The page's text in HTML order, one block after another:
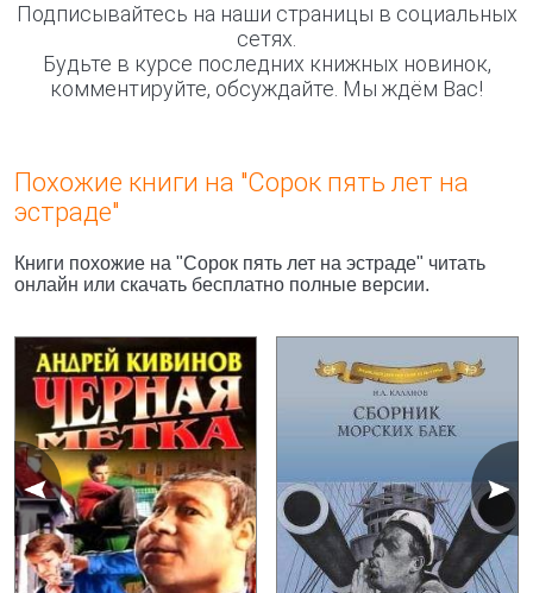
Подписывайтесь на наши страницы в социальных
сетях.
Будьте в курсе последних книжных новинок,
комментируйте, обсуждайте. Мы ждём Вас!
Похожие книги на "Сорок пять лет на
эстраде"
Книги похожие на "Сорок пять лет на эстраде" читать
онлайн или скачать бесплатно полные версии.